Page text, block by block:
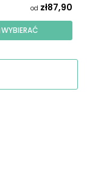
od zł87,90
WYBIERAĆ